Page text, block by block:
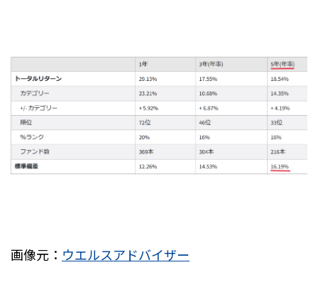
画像元： ウエルスアドバイザー